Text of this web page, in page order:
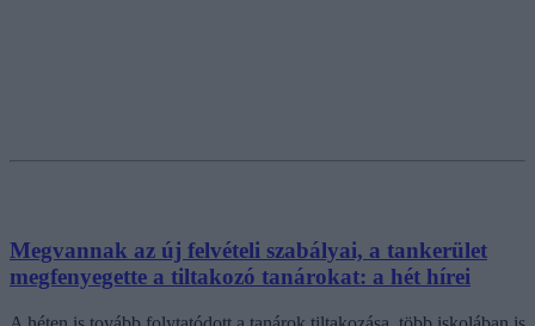
Megvannak az új felvételi szabályai, a tankerület
megfenyegette a tiltakozó tanárokat: a hét hírei